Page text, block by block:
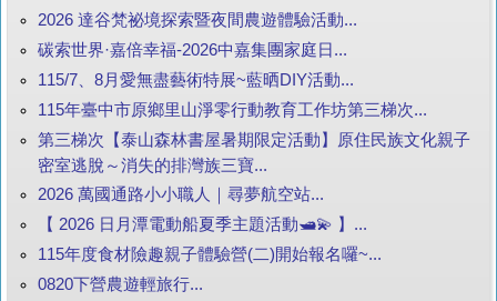
2026 達谷梵祕境探索暨夜間農遊體驗活動...
碳索世界·嘉倍幸福-2026中嘉集團家庭日...
115/7、8月愛無盡藝術特展~藍晒DIY活動...
115年臺中市原鄉里山淨零行動教育工作坊第三梯次...
第三梯次【泰山森林書屋暑期限定活動】原住民族文化親子
密室逃脫～消失的排灣族三寶...
2026 萬國通路小小職人｜尋夢航空站...
【 2026 日月潭電動船夏季主題活動🛥️💫 】...
115年度食材險趣親子體驗營(二)開始報名囉~...
0820下營農遊輕旅行...